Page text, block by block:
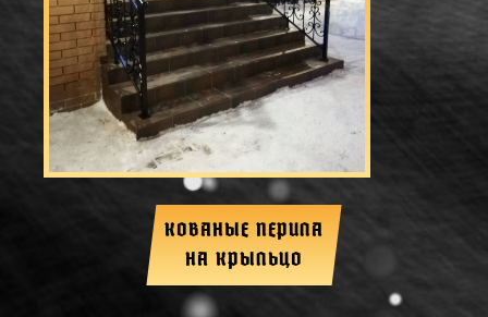
КОВАНЫЕ ПЕРИЛА
НА КРЫЛЬЦО